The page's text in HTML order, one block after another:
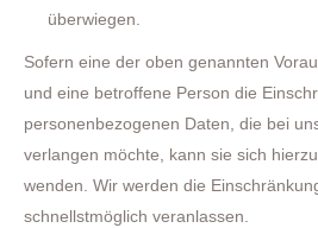
überwiegen.
Sofern eine der oben genannten
und eine betroffene Person die
personenbezogenen Daten, die bei
verlangen möchte, kann sie sich
wenden. Wir werden die
schnellstmöglich veranlassen.